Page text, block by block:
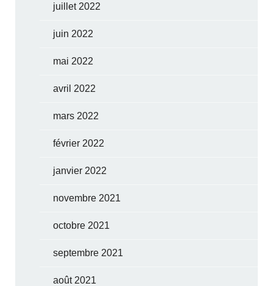
juillet 2022
juin 2022
mai 2022
avril 2022
mars 2022
février 2022
janvier 2022
novembre 2021
octobre 2021
septembre 2021
août 2021